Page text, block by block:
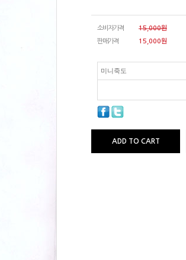
소비자가격
15,000원
판매가격
15,000원
미니죽도
ADD TO CART